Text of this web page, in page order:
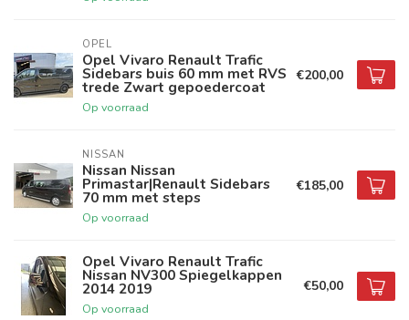
OPEL
Opel Vivaro Renault Trafic
Sidebars buis 60 mm met RVS
trede Zwart gepoedercoat
Op voorraad
€200,00
NISSAN
Nissan Nissan
Primastar|Renault Sidebars
70 mm met steps
Op voorraad
€185,00
Opel Vivaro Renault Trafic
Nissan NV300 Spiegelkappen
2014 2019
Op voorraad
€50,00